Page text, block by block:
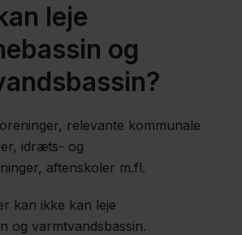
leje
og
relevante kommunale
idræts- og
aftenskoler m.fl.
kan ikke kan leje
og varmtvandsbassin.